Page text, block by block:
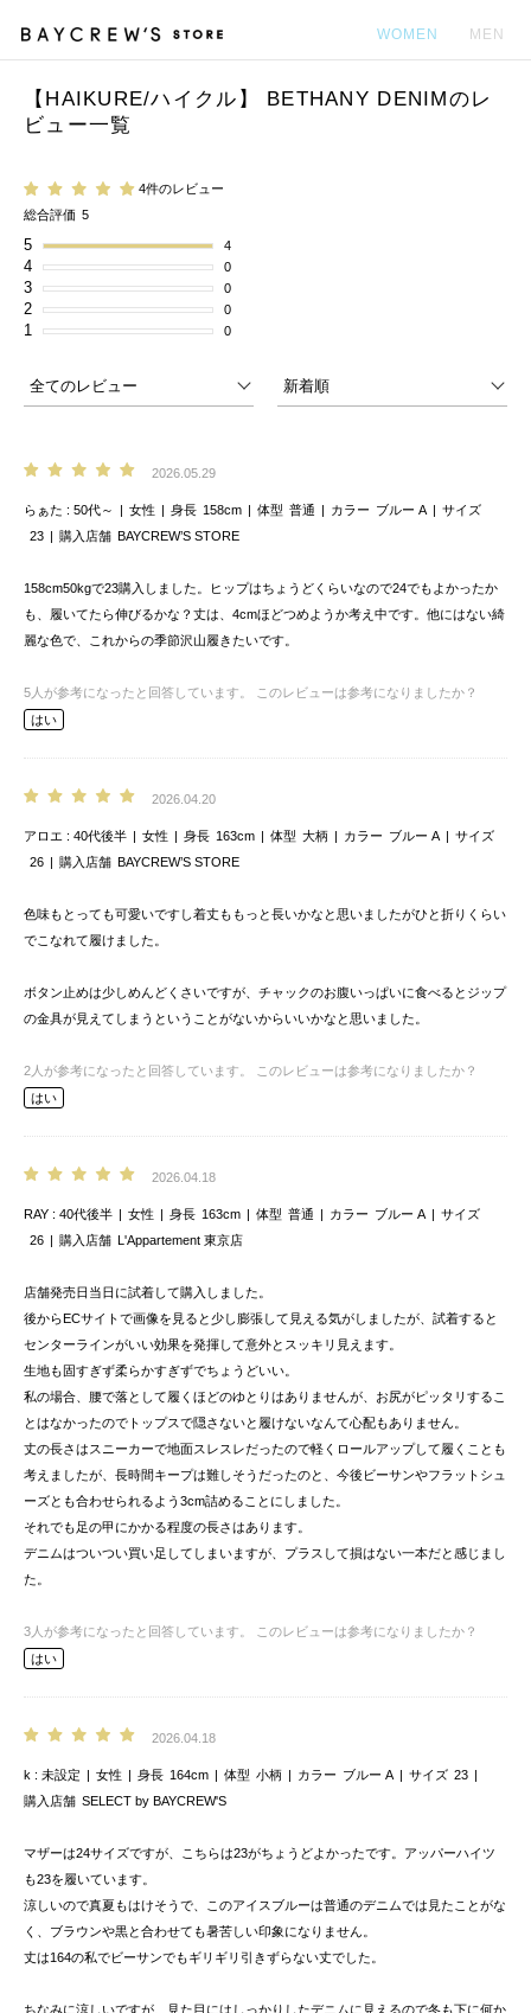
WOMEN MEN
【HAIKURE/ハイクル】 BETHANY DENIMのレ
ビュー一覧
4件のレビュー
総合評価 5
5 4
4 0
3 0
2 0
1 0
2026.05.29
らぁた 50代～ 女性 身長 158cm 体型 普通 カラー ブルー A
サイズ
23
購入店舗 BAYCREW’S STORE
158cm50kgで23購入しました。ヒップはちょうどくらいなので24でもよかったか
も、履いてたら伸びるかな？丈は、4cmほどつめようか考え中です。他にはない綺
麗な色で、これからの季節沢山履きたいです。
5 人が参考になったと回答しています。
このレビューは参考になりましたか？
はい
2026.04.20
アロエ 40代後半 女性 身長 163cm 体型 大柄 カラー ブルー A
サイズ
26
購入店舗 BAYCREW’S STORE
色味もとっても可愛いですし着丈ももっと長いかなと思いましたがひと折りくらい
でこなれて履けました。
ボタン止めは少しめんどくさいですが、チャックのお腹いっぱいに食べるとジップ
の金具が見えてしまうということがないからいいかなと思いました。
2 人が参考になったと回答しています。
このレビューは参考になりましたか？
はい
2026.04.18
RAY 40代後半 女性 身長 163cm 体型 普通 カラー ブルー A
サイズ
26
購入店舗 L'Appartement 東京店
店舗発売日当日に試着して購入しました。
後からECサイトで画像を見ると少し膨張して見える気がしましたが、試着すると
センターラインがいい効果を発揮して意外とスッキリ見えます。
生地も固すぎず柔らかすぎずでちょうどいい。
私の場合、腰で落として履くほどのゆとりはありませんが、お尻がピッタリするこ
とはなかったのでトップスで隠さないと履けないなんて心配もありません。
丈の長さはスニーカーで地面スレスレだったので軽くロールアップして履くことも
考えましたが、長時間キープは難しそうだったのと、今後ビーサンやフラットシュ
ーズとも合わせられるよう3cm詰めることにしました。
それでも足の甲にかかる程度の長さはあります。
デニムはついつい買い足してしまいますが、プラスして損はない一本だと感じまし
た。
3 人が参考になったと回答しています。
このレビューは参考になりましたか？
はい
2026.04.18
k 未設定 女性 身長 164cm 体型 小柄 カラー ブルー A サイズ 23
購入店舗 SELECT by BAYCREW'S
マザーは24サイズですが、こちらは23がちょうどよかったです。アッパーハイツ
も23を履いています。
涼しいので真夏もはけそうで、このアイスブルーは普通のデニムでは見たことがな
く、ブラウンや黒と合わせても暑苦しい印象になりません。
丈は164の私でビーサンでもギリギリ引きずらない丈でした。
ちなみに涼しいですが、見た目にはしっかりしたデニムに見えるので冬も下に何か